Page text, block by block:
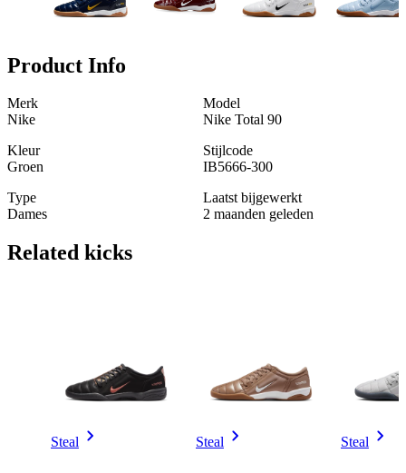
Product Info
Merk
Nike
Model
Nike Total 90
Kleur
Groen
Stijlcode
IB5666-300
Type
Dames
Laatst bijgewerkt
2 maanden geleden
Related kicks
Steal Steal Steal